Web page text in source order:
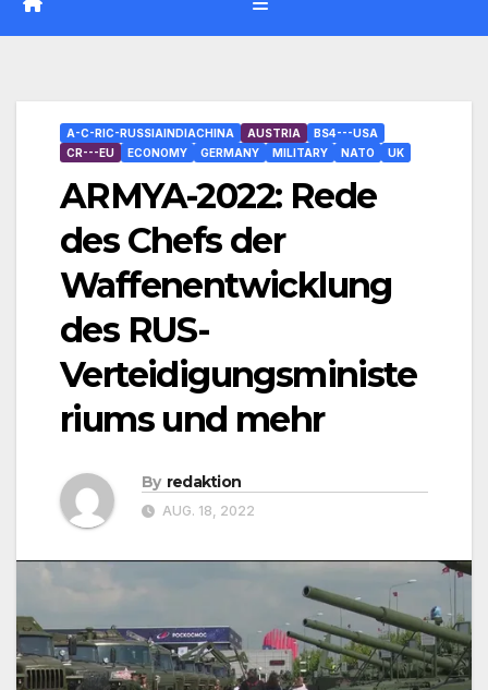
A-C-RIC-RUSSIAINDIACHINA AUSTRIA
BS4---USA
CR---EU
ECONOMY GERMANY MILITARY NATO UK
ARMYA-2022: Rede
des Chefs der
Waffenentwicklung
des RUS-
Verteidigungsministe
riums und mehr
By redaktion
AUG. 18, 2022